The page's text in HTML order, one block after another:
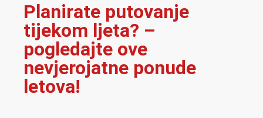
Planirate putovanje
tijekom ljeta? –
pogledajte ove
nevjerojatne ponude
letova!